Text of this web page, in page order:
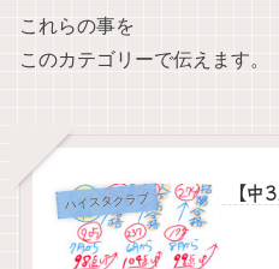
これらの事を
このカテゴリーで伝えます。
ハイスタクラブ 【